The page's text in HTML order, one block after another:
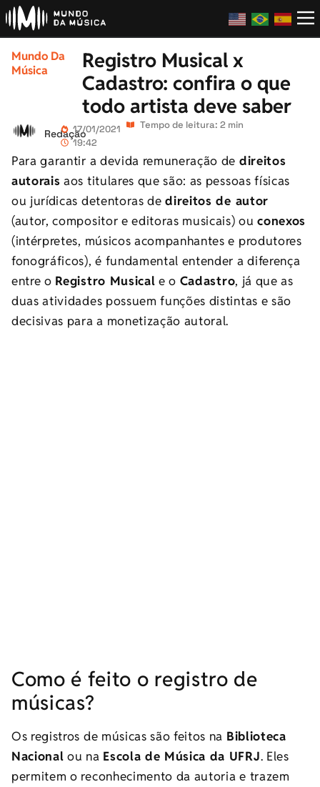
Mundo Da
Música
Registro Musical x
Cadastro: confira o que
todo artista deve saber
Redação17/01/2021
19:42
Tempo de leitura: 2 min
Para garantir a devida remuneração de direitos
autorais aos titulares que são: as pessoas físicas
ou jurídicas detentoras dedireitos de autor
(autor, compositor e editoras musicais) ouconexos
(intérpretes, músicos acompanhantes e produtores
fonográficos), é fundamental entender a diferença
entre o Registro Musical e o Cadastro, já que as
duas atividades possuem funções distintas e são
decisivas para a monetização autoral.
Como é feito o registro de
músicas?
Os registros de músicas são feitos na Bibliote​ca
Nacional ou na Escola de Música da UFRJ. Eles
permitem o reconhecimento da autoria e trazem